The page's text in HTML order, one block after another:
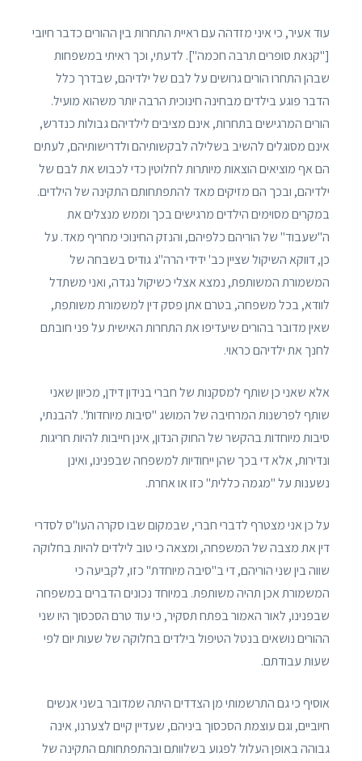
עוד אעיר, כי איני מזדהה עם ראיית התחרות בין ההורים כדבר חיובי
["קנאת סופרים תרבה חכמה"]. לדעתי, וכך ראיתי במשפחות
שבהן התחרו הורים גרושים על לבם של ילדיהם, שבדרך כלל
הדבר פוגע בילדים מבחינה חינוכית הרבה יותר משהוא מועיל.
הורים המרגישים בתחרות, אינם מציבים לילדיהם גבולות כנדרש,
אינם מסוגלים להשיב בשלילה לבקשותיהם ולדרישותיהם, לעתים
הם אף מוציאים הוצאות מיותרות לחלוטין כדי לכבוש את לבם של
ילדיהם, ובכך הם מזיקים מאד להתפתחותם התקינה של הילדים.
במקרים מסוימים הילדים מרגישים בכך וממש מנצלים את
ה"שעבוד" של הוריהם כלפיהם, והנזק החינוכי מחריף מאד. על
כן, דווקא השיקול שציין כב' ידידי הרה"ג גודיס בשבחה של
המשמורת המשותפת, נמצא אצלי כשיקול נגדה, ואני משתדל
לוודא, בכל משפחה, בטרם אתן פסק דין למשמורת משותפת,
שאין מדובר בהורים שיעדיפו את התחרות האישית על פני חובתם
לחנך את ילדיהם כראוי.
אלא שאני כן שותף למסקנות של חברי בנידון דידן, מכיוון שאני
שותף לפרשנות המרחיבה של המושג "סיבות מיוחדות". להבנתי,
סיבות מיוחדות בהקשר של החוק הנדון, אינן חייבות להיות חריגות
ונדירות, אלא די בכך שהן ייחודיות למשפחה שבפנינו, ואינן
נשענות על "מגמה כללית" כזו או אחרת.
על כן אני מצטרף לדברי חברי, שבמקום שבו סקרה העו"ס לסדרי
דין את מצבה של המשפחה, ומצאה כי טוב לילדים להיות בחלוקה
שווה בין שני הוריהם, די ב"סיבה מיוחדת" כזו, לקביעה כי
המשמורת אכן תהיה משותפת. במיוחד נכונים הדברים במשפחה
שבפנינו, לאור האמור בפתח תסקיר, כי עוד טרם הסכסוך היו שני
ההורים נושאים בנטל הטיפול בילדים בחלוקה של שעות יום לפי
שעות עבודתם.
אוסיף כי גם התרשמותי מן הצדדים היתה שמדובר בשני אנשים
חיוביים, וגם עוצמת הסכסוך ביניהם, שעדיין קיים לצערנו, אינה
גבוהה באופן העלול לפגוע בשלוותם ובהתפתחותם התקינה של